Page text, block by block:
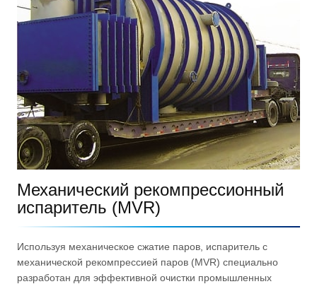
Механический рекомпрессионный
испаритель (MVR)
Используя механическое сжатие паров, испаритель с
механической рекомпрессией паров (MVR) специально
разработан для эффективной очистки промышленных